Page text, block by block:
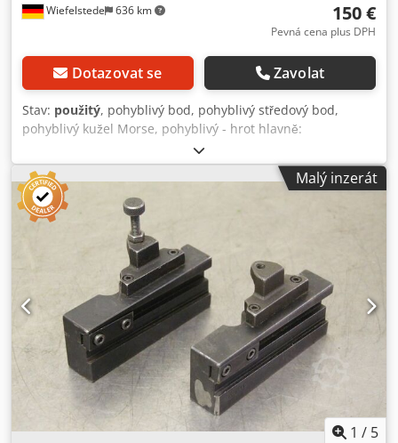
Wiefelstede 636 km 150 €
Pevná cena plus DPH
Dotazovat se Zavolat
Stav: použitý, pohyblivý bod, pohyblivý středový bod,
pohyblivý kužel Morse, pohyblivý - hrot hlavně:
namontovaný na hřídeli - záznam: MK5 - rozměry: Ø 85/220
mm - hmotnost: 2,8 kg Dcedpfx Ajd R Smuol Tsk
Malý inzerát
1 / 5